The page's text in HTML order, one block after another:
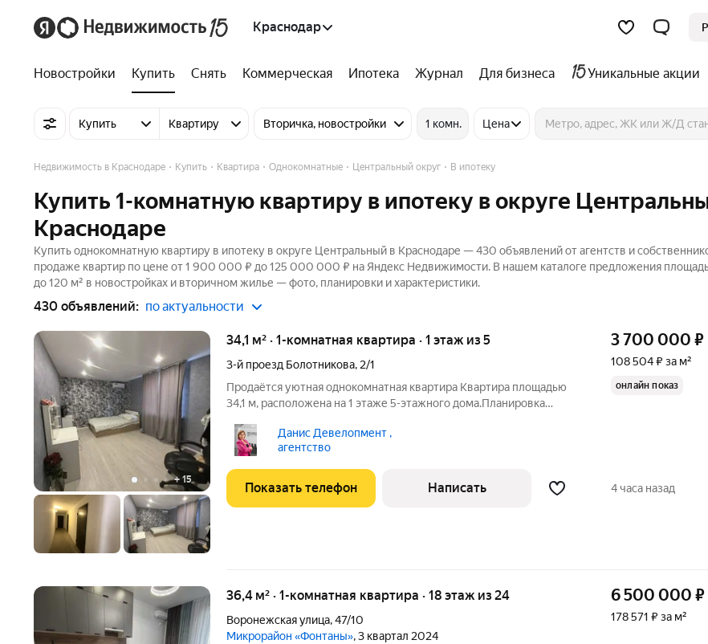
Краснодар
Новостройки Купить Снять Коммерческая Ипотека Журнал Для бизнеса Уникальные акции
Купить Квартиру Вторичка, новостройки 1 комн. Цена
Недвижимость в Краснодаре Купить Квартира Однокомнатные Центральный округ В ипотеку
Купить 1-комнатную квартиру в ипотеку в округе
Краснодаре
Купить однокомнатную квартиру в ипотеку в округе Центральный в Краснодаре — 430 объявлений от агентств и
продаже квартир по цене от 1 900 000 ₽ до 125 000 000 ₽ на Яндекс Недвижимости. В нашем каталоге предложения
до 120 м² в новостройках и вторичном жилье — фото, планировки и характеристики.
430 объявлений: по актуальности
+ 15
34,1 м² · 1-комнатная квартира · 1 этаж из 5
3-й проезд Болотникова, 2/1
Продаётся уютная однокомнатная квартира Квартира площадью
34,1 м, расположена на 1 этаже 5-этажного дома.Планировка
выходят на двор, много света и простора. Сделан хороший ремонт
можно
Данис Девелопмент ,
агентство
3 700 000 ₽
108 504 ₽ за м²
онлайн показ
Показать телефон Написать 4 часа назад
36,4 м² · 1-комнатная квартира · 18 этаж из 24
Воронежская улица,47/10
Микрорайон «Фонтаны», 3 квартал 2024
6 500 000 ₽
178 571 ₽ за м²